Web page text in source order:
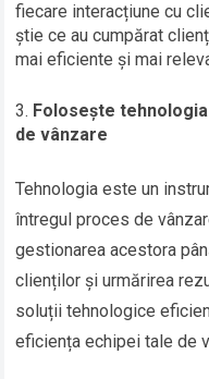
fiecare interacțiune cu
știe ce au cumpărat
mai eficiente și mai
Folosește
de vânzare
Tehnologia este un
întregul proces de
gestionarea acestora
clienților și urmărirea
soluții tehnologice
eficiența echipei tale de